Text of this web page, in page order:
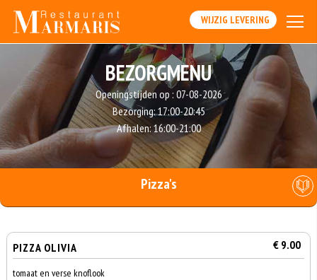
WIJZIG LEVERING
BEZORGMENU
Openingstijden op : 07-08-2026
Bezorging:17:00-20:45
Afhalen:16:00-21:00
Pizza's
PIZZA OLIVIA € 9.00
tomaat en verse knoflook